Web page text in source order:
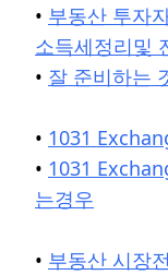
• 부동산 투자
소득세정리및
• 잘 준비하는
• 1031
• 1031
는경우
• 부동산 시장